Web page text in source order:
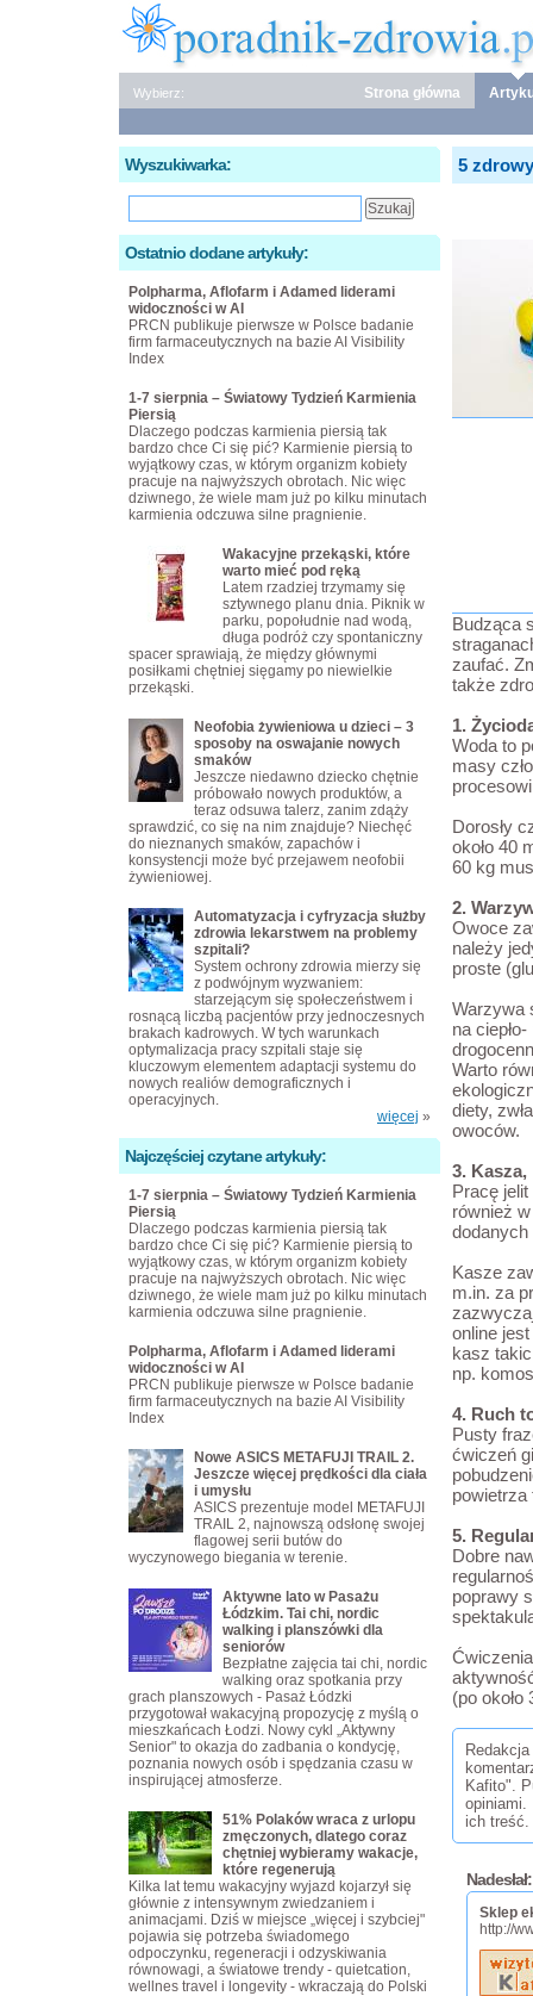
Wybierz: Strona główna
5
Budząca
zaufać.
także
1.
Woda to
masy
Dorosły
około 40
60 kg
2.
Owoce
należy
proste
Warzywa
na
Warto
diety,
owoców.
3.
Pracę
również
dodanych
Kasze
m.in. za
online
kasz
np.
4. Ruch
Pusty
ćwiczeń
powietrza
5.
Dobre
poprawy
(po około
Kafito".
opiniami.
ich treść.
Nadesłał:
Sklep
http://
Wyszukiwarka:
Ostatnio dodane artykuły:
Polpharma, Aflofarm i Adamed liderami
widoczności w AI
PRCN publikuje pierwsze w Polsce badanie
firm farmaceutycznych na bazie AI Visibility
Index
1-7 sierpnia – Światowy Tydzień Karmienia
Piersią
Dlaczego podczas karmienia piersią tak
bardzo chce Ci się pić? Karmienie piersią to
wyjątkowy czas, w którym organizm kobiety
pracuje na najwyższych obrotach. Nic więc
dziwnego, że wiele mam już po kilku minutach
karmienia odczuwa silne pragnienie.
Wakacyjne przekąski, które
warto mieć pod ręką
Latem rzadziej trzymamy się
sztywnego planu dnia. Piknik w
parku, popołudnie nad wodą,
długa podróż czy spontaniczny
spacer sprawiają, że między głównymi
posiłkami chętniej sięgamy po niewielkie
przekąski.
Neofobia żywieniowa u dzieci – 3
sposoby na oswajanie nowych
smaków
Jeszcze niedawno dziecko chętnie
próbowało nowych produktów, a
teraz odsuwa talerz, zanim zdąży
sprawdzić, co się na nim znajduje? Niechęć
do nieznanych smaków, zapachów i
konsystencji może być przejawem neofobii
żywieniowej.
Automatyzacja i cyfryzacja służby
zdrowia lekarstwem na problemy
szpitali?
System ochrony zdrowia mierzy się
z podwójnym wyzwaniem:
starzejącym się społeczeństwem i
rosnącą liczbą pacjentów przy jednoczesnych
brakach kadrowych. W tych warunkach
optymalizacja pracy szpitali staje się
kluczowym elementem adaptacji systemu do
nowych realiów demograficznych i
operacyjnych.
więcej »
Najczęściej czytane artykuły:
1-7 sierpnia – Światowy Tydzień Karmienia
Piersią
Dlaczego podczas karmienia piersią tak
bardzo chce Ci się pić? Karmienie piersią to
wyjątkowy czas, w którym organizm kobiety
pracuje na najwyższych obrotach. Nic więc
dziwnego, że wiele mam już po kilku minutach
karmienia odczuwa silne pragnienie.
Polpharma, Aflofarm i Adamed liderami
widoczności w AI
PRCN publikuje pierwsze w Polsce badanie
firm farmaceutycznych na bazie AI Visibility
Index
Nowe ASICS METAFUJI TRAIL 2.
Jeszcze więcej prędkości dla ciała
i umysłu
ASICS prezentuje model METAFUJI
TRAIL 2, najnowszą odsłonę swojej
flagowej serii butów do
wyczynowego biegania w terenie.
Aktywne lato w Pasażu
Łódzkim. Tai chi, nordic
walking i planszówki dla
seniorów
Bezpłatne zajęcia tai chi, nordic
walking oraz spotkania przy
grach planszowych - Pasaż Łódzki
przygotował wakacyjną propozycję z myślą o
mieszkańcach Łodzi. Nowy cykl „Aktywny
Senior" to okazja do zadbania o kondycję,
poznania nowych osób i spędzania czasu w
inspirującej atmosferze.
51% Polaków wraca z urlopu
zmęczonych, dlatego coraz
chętniej wybieramy wakacje,
które regenerują
Kilka lat temu wakacyjny wyjazd kojarzył się
głównie z intensywnym zwiedzaniem i
animacjami. Dziś w miejsce „więcej i szybciej"
pojawia się potrzeba świadomego
odpoczynku, regeneracji i odzyskiwania
równowagi, a światowe trendy - quietcation,
wellnes travel i longevity - wkraczają do Polski